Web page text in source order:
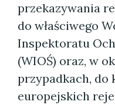
przekazywania
do właściwego
Inspektoratu
(WIOŚ) oraz, w
przypadkach, do
europejskich